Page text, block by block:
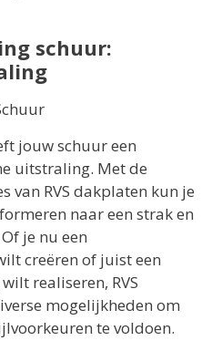
schuur:
jouw schuur een
uitstraling. Met de
van RVS dakplaten kun je
naar een strak en
je nu een
creëren of juist een
realiseren, RVS
mogelijkheden om
te voldoen.